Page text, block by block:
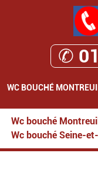
✆
WC BOUCHÉ
Wc bouché Montreuil
Wc bouché Seine-